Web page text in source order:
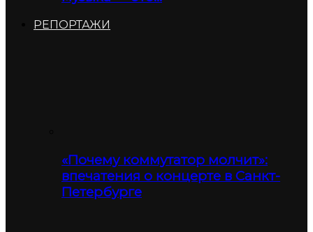
РЕПОРТАЖИ
«Почему коммутатор молчит»:
впечатения о концерте в Санкт-
Петербурге